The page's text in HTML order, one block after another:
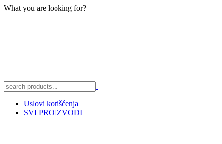
What you are looking for?
Uslovi korišćenja
SVI PROIZVODI